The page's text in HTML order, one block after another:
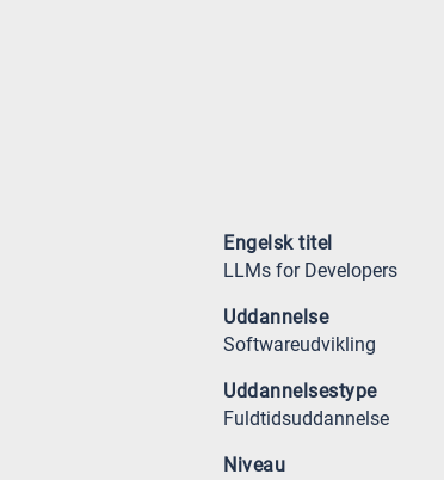
Engelsk titel
LLMs for Developers
Uddannelse
Softwareudvikling
Uddannelsestype
Fuldtidsuddannelse
Niveau